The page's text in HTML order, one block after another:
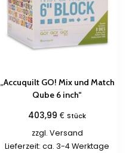
„Accuquilt GO! Mix und Match
Qube 6 inch“
403,99€ Stück
zzgl. Versand
Lieferzeit: ca. 3-4 Werktage